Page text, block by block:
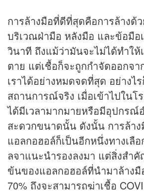
การล้างมือที่ดีที่สุดคือการล้างด้
บริเวณฝ่ามือ หลังมือ และข้อมือ
วินาที ถึงแม้ว่ามันจะไม่ได้ทำให้
ตาย แต่เชื้อก็จะถูกกำจัดออกจ
เราได้อย่างหมดจดที่สุด อย่างไ
สถานการณ์จริง เมื่อเข้าไปในโ
ได้มีเวลามากมายหรือมีอุปกรณ์
สะดวกขนาดนั้น ดังนั้น การล้าง
แอลกอฮอล์ก็เป็นอีกหนึ่งทางเลื
ลจาแนะนำรองลงมา แต่สิ่งสำ
ข้นของแอลกอฮอล์ที่นำมาล้าง
70% ถึงจะสามารถฆ่าเชื้อ